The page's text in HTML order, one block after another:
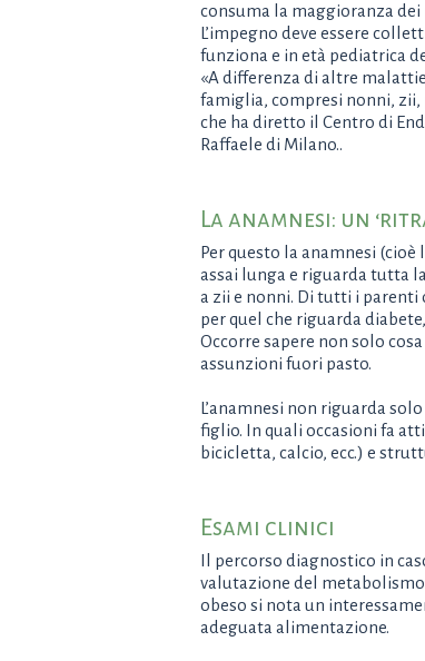
consuma la maggioranza dei
L’impegno deve essere
funziona e in età pediatrica
«A differenza di altre
famiglia, compresi nonni,
che ha diretto il Centro di
Raffaele di Milano..
La anamnesi: un
Per questo la anamnesi
assai lunga e riguarda tutta
a zii e nonni. Di tutti i parenti
per quel che riguarda
Occorre sapere non solo
assunzioni fuori pasto.
L’anamnesi non riguarda
figlio. In quali occasioni fa
bicicletta, calcio, ecc.) e
Esami clinici
Il percorso diagnostico in
valutazione del
obeso si nota un
adeguata alimentazione.